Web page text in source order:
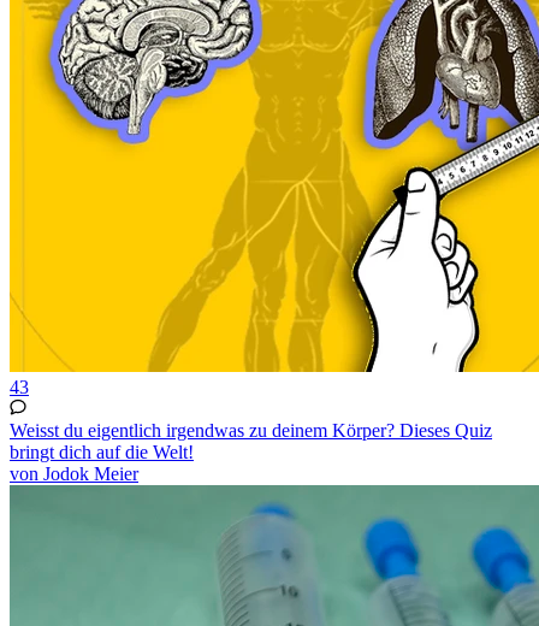
43
Weisst du eigentlich irgendwas zu deinem Körper? Dieses Quiz
bringt dich auf die Welt!
von Jodok Meier